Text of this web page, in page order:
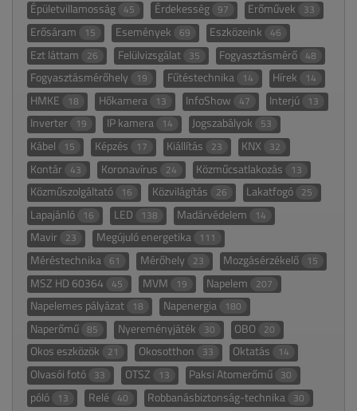
Épületvillamosság 45 Érdekesség 97 Erőművek 33
Erősáram 15 Események 69 Eszközeink 46
Ezt láttam 26 Felülvizsgálat 35 Fogyasztásmérő 48
Fogyasztásmérőhely 19 Fűtéstechnika 14 Hírek 14
HMKE 18 Hőkamera 13 InfoShow 47 Interjú 13
Inverter 19 IP kamera 14 Jogszabályok 53
Kábel 15 Képzés 17 Kiállítás 23 KNX 32
Kontár 43 Koronavírus 24 Közműcsatlakozás 13
Közműszolgáltató 16 Közvilágítás 26 Lakatfogó 25
Lapajánló 16 LED 138 Madárvédelem 14
Mavir 23 Megújuló energetika 111
Méréstechnika 61 Mérőhely 23 Mozgásérzékelő 15
MSZ HD 60364 45 MVM 19 Napelem 207
Napelemes pályázat 18 Napenergia 180
Naperőmű 85 Nyereményjáték 30 OBO 20
Okos eszközök 21 Okosotthon 33 Oktatás 14
Olvasói fotó 33 OTSZ 13 Paksi Atomerőmű 30
póló 13 Relé 40 Robbanásbiztonság-technika 30